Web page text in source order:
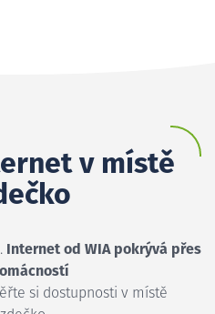
v místě
Internet od WIA pokrývá přes
si dostupnosti v místě